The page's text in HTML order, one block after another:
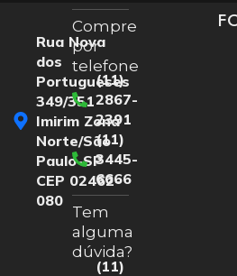
Rua Nova
dos
Portugueses
349/351
Imirim Zona
Norte/São
Paulo-SP
CEP 02462-
080
Compre
por
telefone
(11)
2867-
2391
(11)
3445-
6666
Tem
alguma
dúvida?
(11)